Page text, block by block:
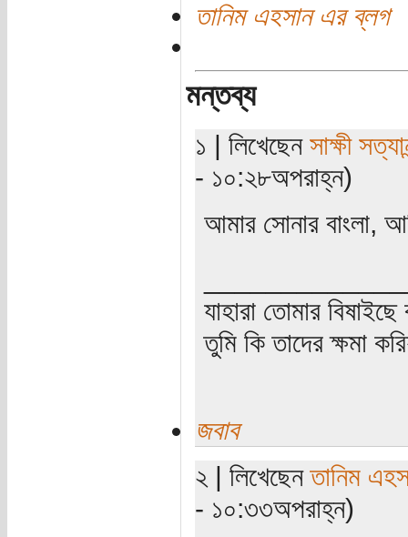
তানিম এহসান এর ব্লগ
মন্তব্য
১ | লিখেছেন সাক্ষী
- ১০:২৮অপরাহ্ন)
আমার সোনার বাংলা,
যাহারা তোমার
তুমি কি তাদের ক্ষমা
জবাব
২ | লিখেছেনতানিম
- ১০:৩৩অপরাহ্ন)